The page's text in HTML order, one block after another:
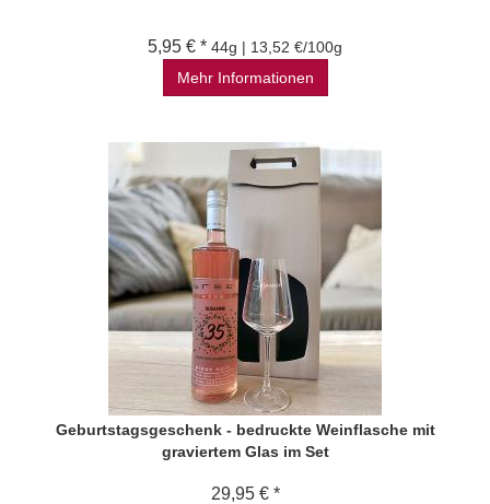
5,95 € * 44g | 13,52 €/100g
Mehr Informationen
Geburtstagsgeschenk - bedruckte Weinflasche mit
graviertem Glas im Set
29,95 € *